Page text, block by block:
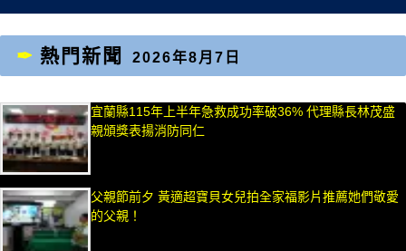
熱門新聞 2026年8月7日
宜蘭縣115年上半年急救成功率破36% 代理縣長林茂盛
親頒獎表揚消防同仁
父親節前夕 黃適超寶貝女兒拍全家福影片推薦她們敬愛
的父親！